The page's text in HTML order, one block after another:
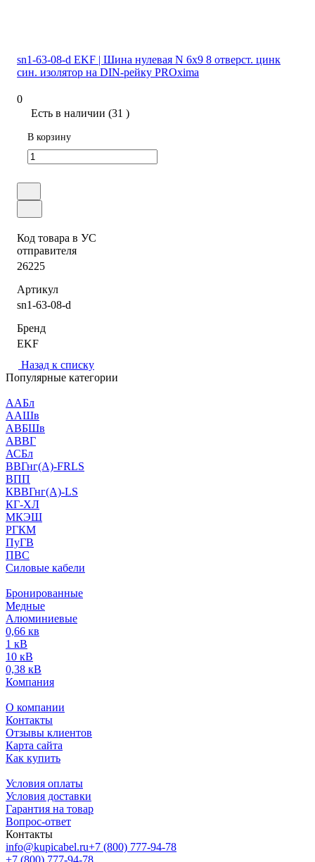
sn1-63-08-d EKF | Шина нулевая N 6х9 8 отверст. цинк
син. изолятор на DIN-рейку PROxima
0
Есть в наличии (31 )
В корзину
Код товара в УС
отправителя
26225
Артикул
sn1-63-08-d
Бренд
EKF
Назад к списку
Популярные категории
ААБл
ААШв
АВБШв
АВВГ
АСБл
ВВГнг(А)-FRLS
ВПП
КВВГнг(А)-LS
КГ-ХЛ
МКЭШ
РГКМ
ПуГВ
ПВС
Силовые кабели
Бронированные
Медные
Алюминиевые
0,66 кв
1 кВ
10 кВ
0,38 кВ
Компания
О компании
Контакты
Отзывы клиентов
Карта сайта
Как купить
Условия оплаты
Условия доставки
Гарантия на товар
Вопрос-ответ
Контакты
info@kupicabel.ru+7 (800) 777-94-78
+7 (800) 777-94-78